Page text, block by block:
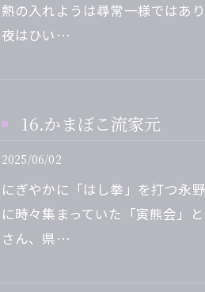
熱の入れようは尋常一様ではあ
夜はひい…
16.かまぼこ流家元
2025/06/02
にぎやかに「はし拳」を打つ永
に時々集まっていた「寅熊会」
さん、県…